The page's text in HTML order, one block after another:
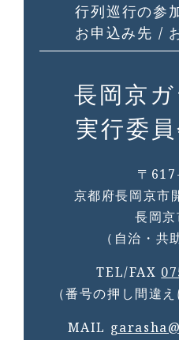
行列巡行の参
お申込み先 /
長岡京
実行委
〒
京都府長岡京市
長岡
（自治・共
TEL/FAX
（番号の押し間違
MAIL